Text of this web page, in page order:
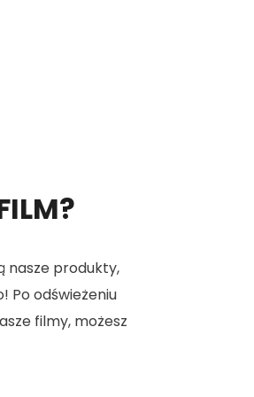
nasze produkty,
Po odświeżeniu
filmy, możesz